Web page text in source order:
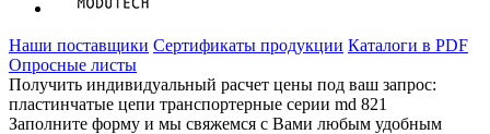
Наши поставщики Сертификаты продукции Каталоги в PDF
Опросные листы
Получить индивидуальный расчет цены под ваш запрос:
пластинчатые цепи транспортерные серии md 821
Заполните форму и мы свяжемся с Вами любым удобным